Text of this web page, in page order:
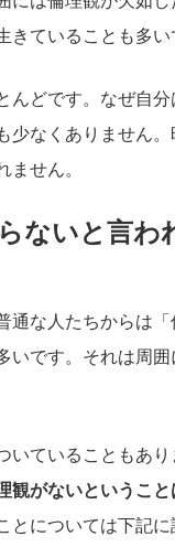
ていることも多い
んどです。なぜ自
少なくありません
ません。
ないと言わ
通な人たちからは
です。それは周囲
いていることもあ
観がないというこ
とについては下記に